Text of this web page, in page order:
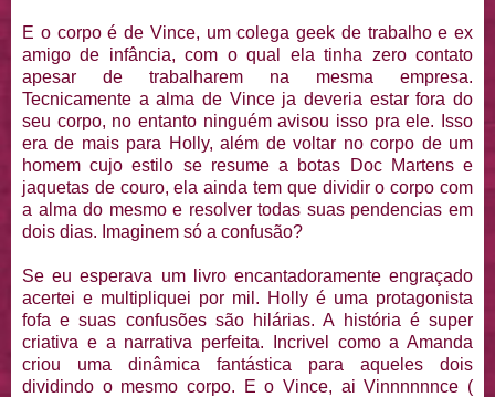
E o corpo é de Vince, um colega geek de trabalho e ex
amigo de infância, com o qual ela tinha zero contato
apesar de trabalharem na mesma empresa.
Tecnicamente a alma de Vince ja deveria estar fora do
seu corpo, no entanto ninguém avisou isso pra ele. Isso
era de mais para Holly, além de voltar no corpo de um
homem cujo estilo se resume a botas Doc Martens e
jaquetas de couro, ela ainda tem que dividir o corpo com
a alma do mesmo e resolver todas suas pendencias em
dois dias. Imaginem só a confusão?
Se eu esperava um livro encantadoramente engraçado
acertei e multipliquei por mil. Holly é uma protagonista
fofa e suas confusões são hilárias. A história é super
criativa e a narrativa perfeita. Incrivel como a Amanda
criou uma dinâmica fantástica para aqueles dois
dividindo o mesmo corpo. E o Vince, ai Vinnnnnnce (